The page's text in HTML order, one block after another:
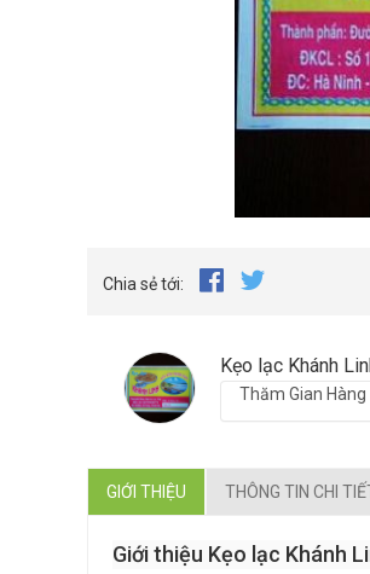
Chia sẻ tới:
Kẹo lạc Khánh
Thăm Gian Hàng
GIỚI THIỆU THÔNG TIN CHI
Giới thiệu Kẹo lạc Khánh